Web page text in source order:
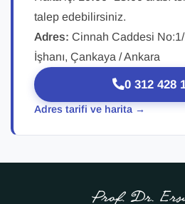
talep edebilirsiniz.
Adres: Cinnah Caddesi
İşhanı, Çankaya / Ankara
0 312 428
Adres tarifi ve harita →